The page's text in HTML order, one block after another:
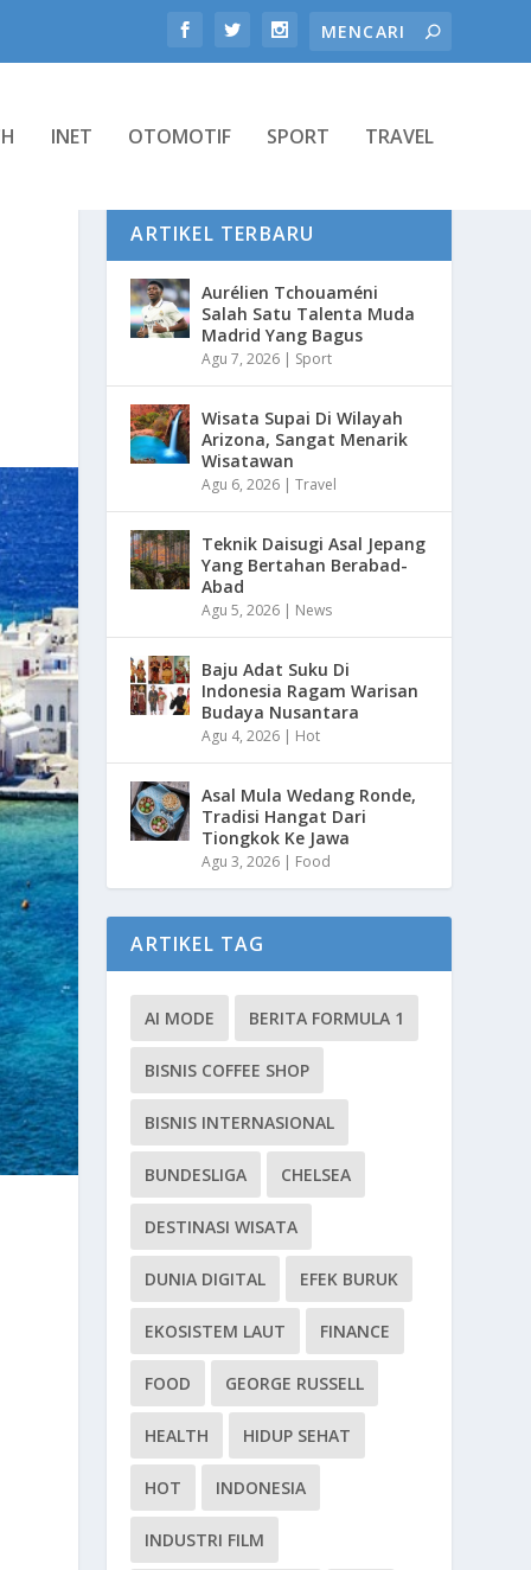
INET OTOMOTIF SPORT TRAVEL
ARTIKEL TERBARU
Aurélien Tchouaméni
Salah Satu Talenta Muda
Madrid Yang Bagus
Agu 7, 2026 | Sport
Wisata Supai Di Wilayah
Arizona, Sangat Menarik
Wisatawan
Agu 6, 2026 |Travel
Teknik Daisugi Asal Jepang
Yang Bertahan Berabad-
Abad
Agu 5, 2026 | News
Baju Adat Suku Di
Indonesia Ragam Warisan
Budaya Nusantara
Agu 4, 2026 | Hot
Asal Mula Wedang Ronde,
Tradisi Hangat Dari
Tiongkok Ke Jawa
Agu 3, 2026 | Food
ARTIKEL TAG
AI MODE BERITA FORMULA 1
BISNIS COFFEE SHOP
BISNIS INTERNASIONAL
BUNDESLIGA CHELSEA
DESTINASI WISATA
DUNIA DIGITAL EFEK BURUK
EKOSISTEM LAUT FINANCE
FOOD GEORGE RUSSELL
HEALTH HIDUP SEHAT
HOT INDONESIA
INDUSTRI FILM